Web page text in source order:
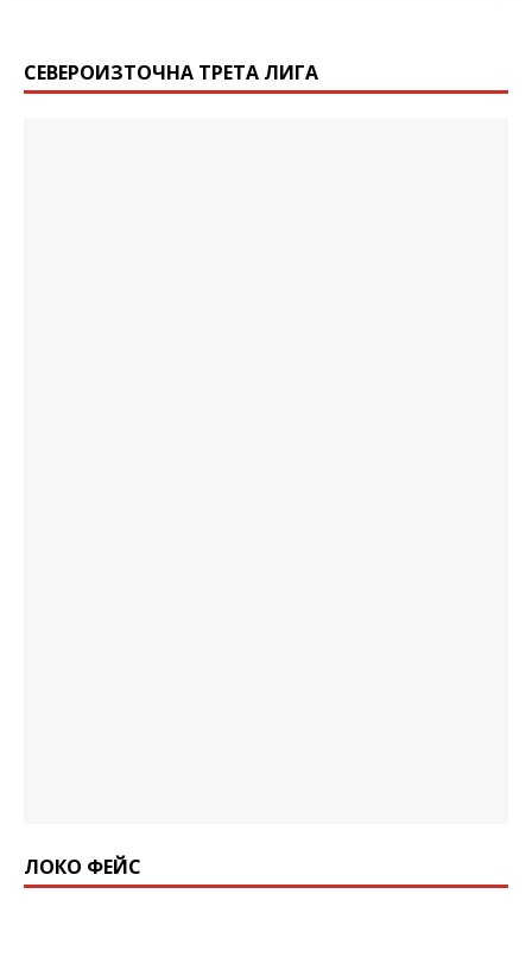
СЕВЕРОИЗТОЧНА ТРЕТА ЛИГА
ЛОКО ФЕЙС